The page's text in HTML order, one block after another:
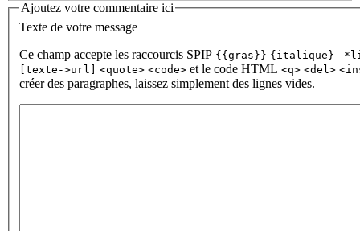
Ajoutez votre commentaire ici
Texte de votre message
Ce champ accepte les raccourcis SPIP {{gras}} {italique} -
[texte->url]
<quote> <code> et le code HTML <q> <del>
créer des paragraphes, laissez simplement des lignes vides.